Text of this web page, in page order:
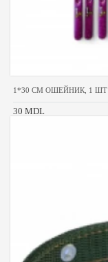
1*30 CM ОШЕЙНИК, 1 ШТ
30 MDL